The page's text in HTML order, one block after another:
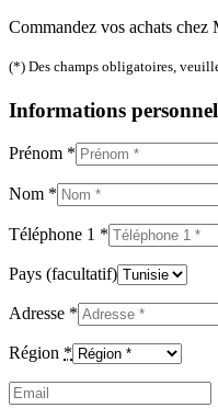
Commandez vos achats
(*) Des champs obligatoires,
Informations
Prénom *
Nom *
Téléphone 1 *
Pays (facultatif)
Adresse *
Région *
Email